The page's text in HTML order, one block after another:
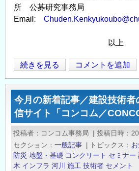
所 公募研究事務局
Email:
以上
中
部
電
力
(株)
原
子
力
に
続きを見る コメントを追加
今月の新着記事／建設技術者
信サイト「コンコム／
投稿者 コンコム事務局 | 投稿日時
セクション
一般記事 | トピックス
防災 地盤・基礎 コンクリート セミナー
木 インフラ 河川 施工 技術者 セメント